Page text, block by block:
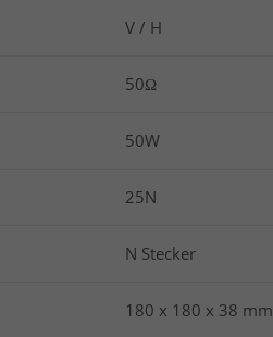
V / H
50Ω
50W
25N
N Stecker
180 x 180 x 38 mm